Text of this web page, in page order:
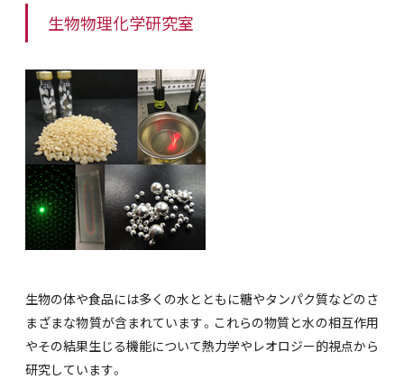
生物物理化学研究室
生物の体や食品には多くの水とともに糖やタンパク質などのさ
まざまな物質が含まれています。これらの物質と水の相互作用
やその結果生じる機能について熱力学やレオロジー的視点から
研究しています。